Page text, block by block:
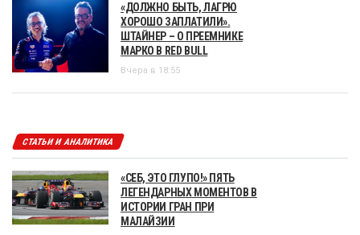
«ДОЛЖНО БЫТЬ, ЛАГРЮ
ХОРОШО ЗАПЛАТИЛИ».
ШТАЙНЕР – О ПРЕЕМНИКЕ
МАРКО В RED BULL
Вчера в 18:55
СТАТЬИ И АНАЛИТИКА
«СЕБ, ЭТО ГЛУПО!» ПЯТЬ
ЛЕГЕНДАРНЫХ МОМЕНТОВ В
ИСТОРИИ ГРАН ПРИ
МАЛАЙЗИИ